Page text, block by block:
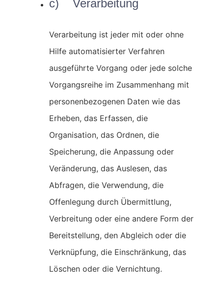
c) Verarbeitung
Verarbeitung ist jeder mit oder ohne
Hilfe automatisierter Verfahren
ausgeführte Vorgang oder jede solche
Vorgangsreihe im Zusammenhang mit
personenbezogenen Daten wie das
Erheben, das Erfassen, die
Organisation, das Ordnen, die
Speicherung, die Anpassung oder
Veränderung, das Auslesen, das
Abfragen, die Verwendung, die
Offenlegung durch Übermittlung,
Verbreitung oder eine andere Form der
Bereitstellung, den Abgleich oder die
Verknüpfung, die Einschränkung, das
Löschen oder die Vernichtung.